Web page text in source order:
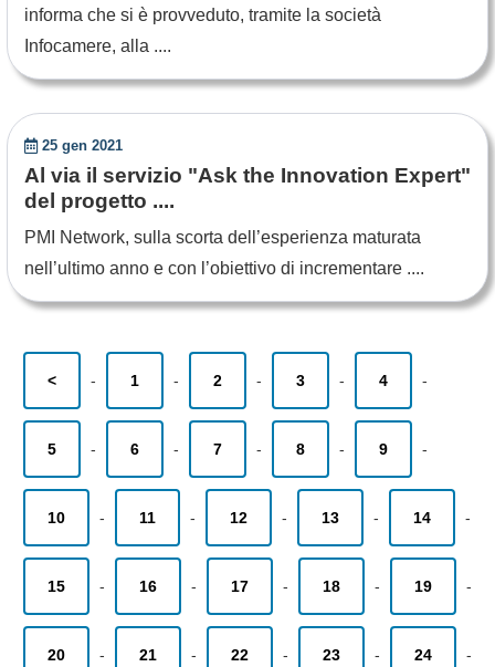
informa che si è provveduto, tramite la società
Infocamere, alla ....
25 gen 2021
Al via il servizio "Ask the Innovation Expert"
del progetto ....
PMI Network, sulla scorta dell’esperienza maturata
nell’ultimo anno e con l’obiettivo di incrementare ....
< - 1 - 2 - 3 - 4 -
5 - 6 - 7 - 8 - 9 -
10 - 11 - 12 - 13 - 14 -
15 - 16 - 17 - 18 - 19 -
20 - 21 - 22 - 23 - 24 -